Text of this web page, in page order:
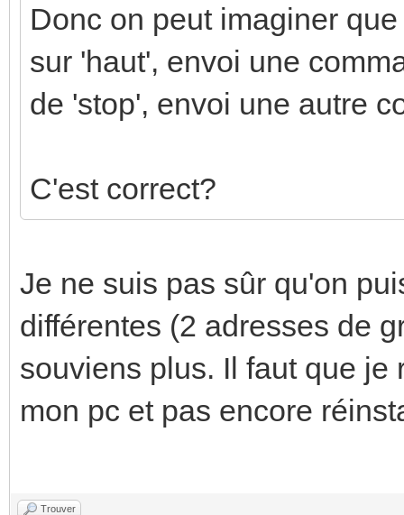
Donc on peut imaginer
sur 'haut', envoi une
de 'stop', envoi une autre
C'est correct?
Je ne suis pas sûr qu'on
différentes (2 adresses de
souviens plus. Il faut que je
mon pc et pas encore
Trouver